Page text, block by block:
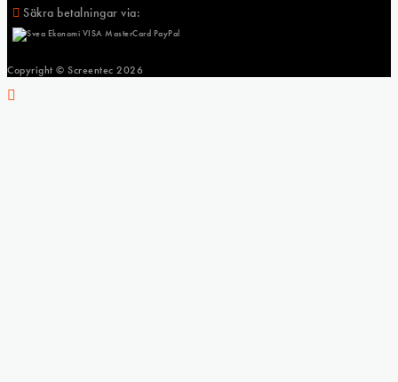
Säkra betalningar via:
Copyright © Screentec 2026